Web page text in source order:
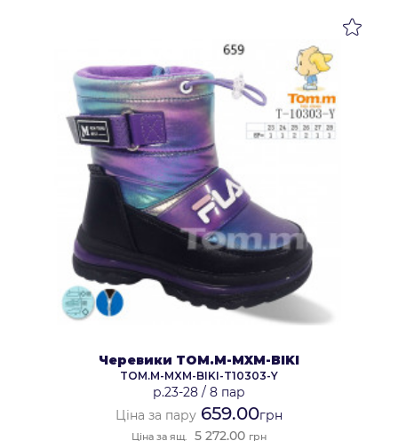
Черевики TOM.M-MXM-BIKI
TOM.M-MXM-BIKI-T10303-Y
р.23-28 / 8 пар
Ціна за пару 659.00грн
Ціна за ящ. 5 272.00 грн